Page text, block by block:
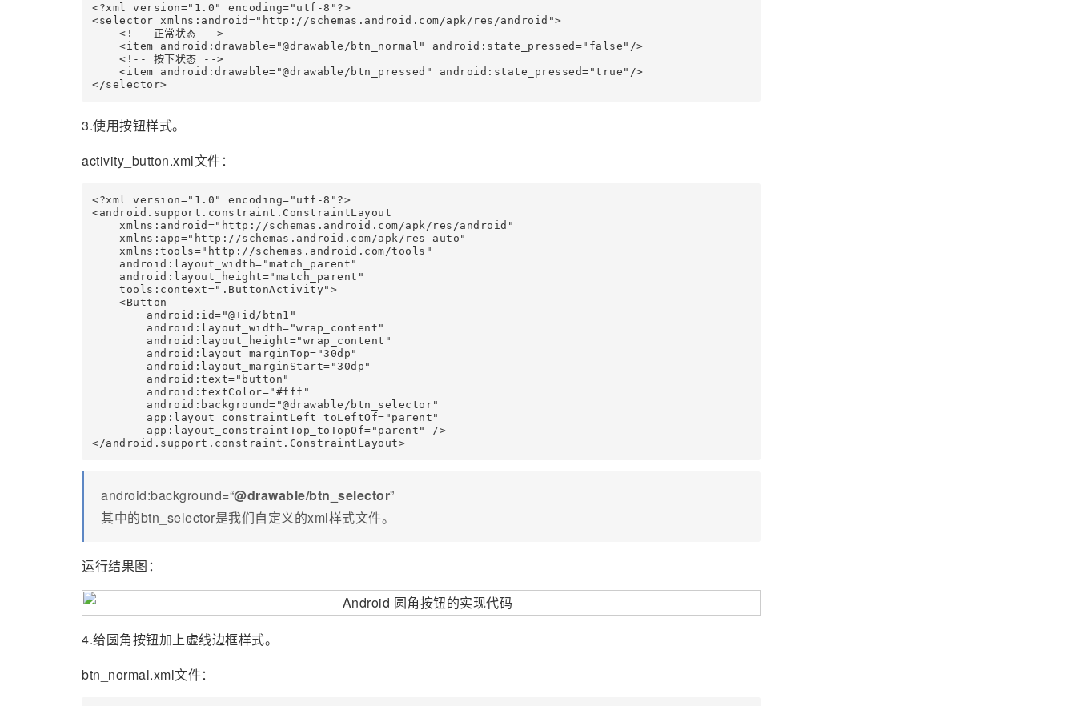
<?xml version="1.0" encoding="utf-8"?>
<selector xmlns:android="http://schemas.android.com/apk/res/android">
    <!-- 正常状态 -->
    <item android:drawable="@drawable/btn_normal" android:state_pressed="false"/>
    <!-- 按下状态 -->
    <item android:drawable="@drawable/btn_pressed" android:state_pressed="true"/>
</selector>
3.使用按钮样式。
activity_button.xml文件：
<?xml version="1.0" encoding="utf-8"?>
<android.support.constraint.ConstraintLayout
    xmlns:android="http://schemas.android.com/apk/res/android"
    xmlns:app="http://schemas.android.com/apk/res-auto"
    xmlns:tools="http://schemas.android.com/tools"
    android:layout_width="match_parent"
    android:layout_height="match_parent"
    tools:context=".ButtonActivity">
    <Button
        android:id="@+id/btn1"
        android:layout_width="wrap_content"
        android:layout_height="wrap_content"
        android:layout_marginTop="30dp"
        android:layout_marginStart="30dp"
        android:text="button"
        android:textColor="#fff"
        android:background="@drawable/btn_selector"
        app:layout_constraintLeft_toLeftOf="parent"
        app:layout_constraintTop_toTopOf="parent" />
</android.support.constraint.ConstraintLayout>
android:background=“@drawable/btn_selector”
其中的btn_selector是我们自定义的xml样式文件。
运行结果图：
4.给圆角按钮加上虚线边框样式。
btn_normal.xml文件：